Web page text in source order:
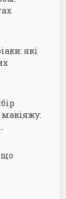
які
що